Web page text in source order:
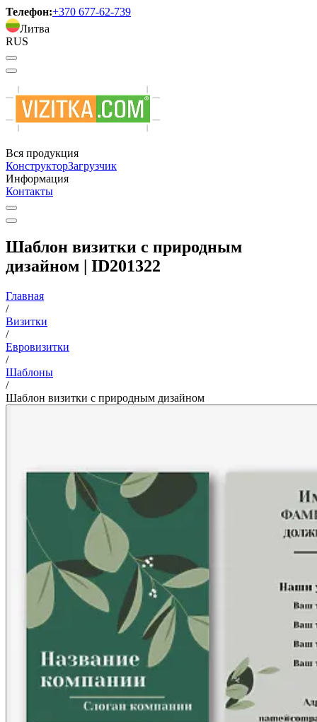
Телефон:+370 677-62-739
Литва
RUS
Вся продукция
КонструкторЗагрузчик
Информация
Контакты
Шаблон визитки с природным
дизайном | ID201322
Главная
/
Визитки
/
Евровизитки
/
Шаблоны
/
Шаблон визитки с природным дизайном